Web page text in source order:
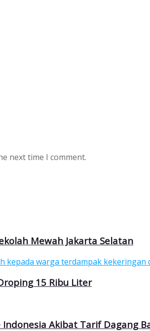
next time I comment.
Mewah Jakarta Selatan
15 Ribu Liter
Akibat Tarif Dagang